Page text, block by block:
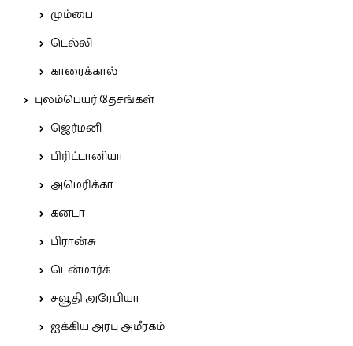
மும்பை
டெல்லி
காரைக்கால்
புலம்பெயர் தேசங்கள்
ஜெர்மனி
பிரிட்டானியா
அமெரிக்கா
கனடா
பிரான்சு
டென்மார்க்
சவூதி அரேபியா
ஐக்கிய அரபு அமீரகம்